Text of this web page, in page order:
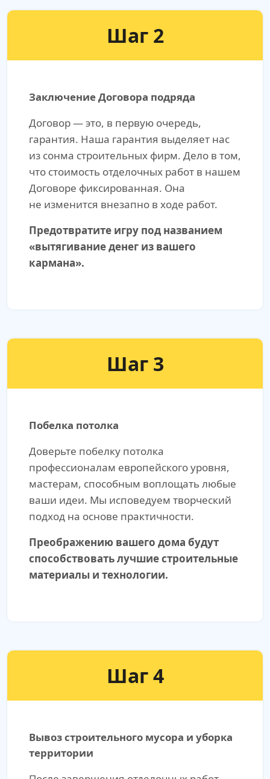
Шаг 2
Заключение Договора подряда
Договор — это, в первую очередь,
гарантия. Наша гарантия выделяет нас
из сонма строительных фирм. Дело в том,
что стоимость отделочных работ в нашем
Договоре фиксированная. Она
не изменится внезапно в ходе работ.
Предотвратите игру под названием
«вытягивание денег из вашего
кармана».
Шаг 3
Побелка потолка
Доверьте побелку потолка
профессионалам европейского уровня,
мастерам, способным воплощать любые
ваши идеи. Мы исповедуем творческий
подход на основе практичности.
Преображению вашего дома будут
способствовать лучшие строительные
материалы и технологии.
Шаг 4
Вывоз строительного мусора и уборка
территории